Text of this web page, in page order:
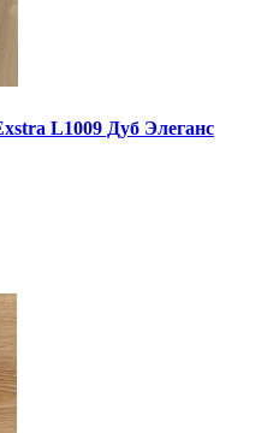
L1009 Дуб Элеганс